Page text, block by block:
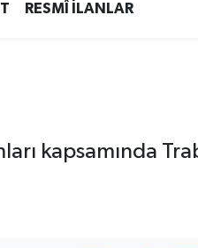
RESMÎ İLANLAR
kapsamında